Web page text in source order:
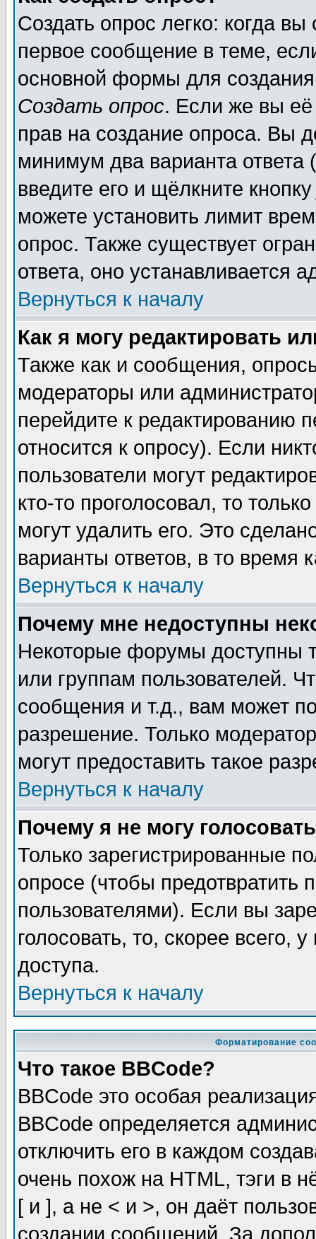
Создать опрос легко: когда
первое сообщение в теме,
основной формы для
Создать опрос. Если же вы её
прав на создание опроса. Вы
минимум два варианта ответа
введите его и щёлкните
можете установить лимит
опрос. Также существует
ответа, оно устанавливается
Вернуться к началу
Как я могу редактировать
Также как и сообщения,
модераторы или
перейдите к редактированию
относится к опросу). Если
пользователи могут
кто-то проголосовал, то
могут удалить его. Это
варианты ответов, в то время
Вернуться к началу
Почему мне недоступны
Некоторые форумы доступны
или группам пользователей.
сообщения и т.д., вам может
разрешение. Только
могут предоставить такое
Вернуться к началу
Почему я не могу
Только зарегистрированные
опросе (чтобы предотвратить
пользователями). Если вы
голосовать, то, скорее всего,
доступа.
Вернуться к началу
Форматирование
Что такое BBCode?
BBCode это особая
BBCode определяется
отключить его в каждом
очень похож на HTML, тэги в
[ и ], а не < и >, он даёт
создании сообщений. За